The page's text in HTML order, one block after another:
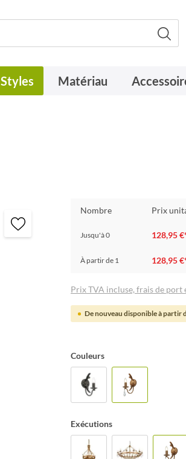
Styles Matériau
Nombre Prix
Jusqu'à0 128,95
À partir de 1 128,95
Prix TVA incluse, frais de port
De nouveau disponible à partir
Couleurs
Exécutions